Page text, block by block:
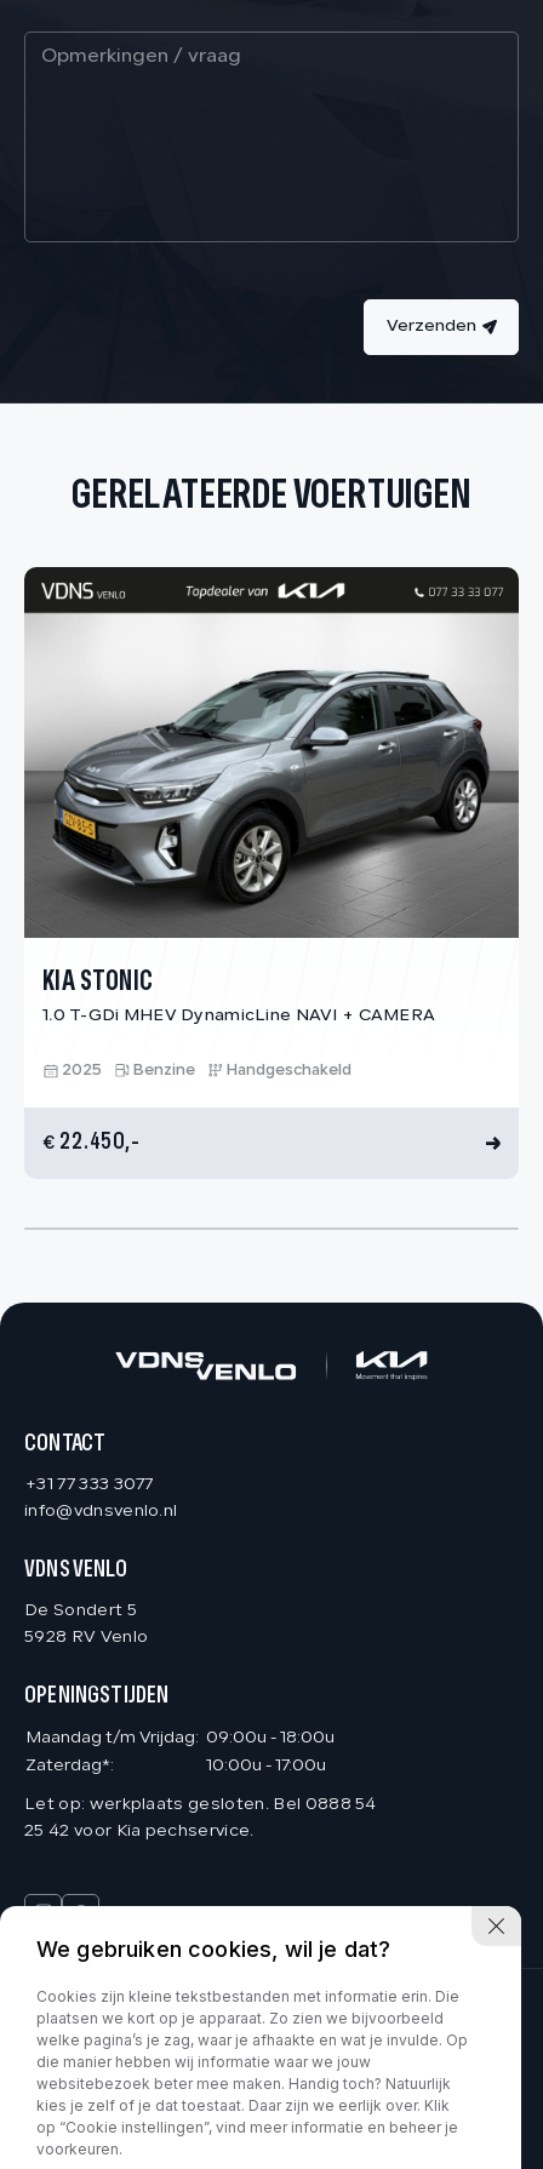
Verzenden
GERELATEERDE VOERTUIGEN
KIA STONIC
1.0 T-GDi MHEV DynamicLine NAVI + CAMERA
2025 Benzine Handgeschakeld
€ 22.450,-
CONTACT
+31 77 333 3077
info@vdnsvenlo.nl
VDNS VENLO
De Sondert 5
5928 RV Venlo
OPENINGSTIJDEN
Maandag t/m Vrijdag: 09:00u - 18:00u
Zaterdag*:
10:00u - 17:00u
Let op: werkplaats gesloten. Bel 0888 54
25 42 voor Kia pechservice.
Deinum Venlo is onderdeel van Kia VDNS
Car Movement is onderdeel van Kia VDNS
KVK : 60070897 Privacy policy
We gebruiken cookies, wil je dat?
Cookies zijn kleine tekstbestanden met informatie erin. Die
plaatsen we kort op je apparaat. Zo zien we bijvoorbeeld
welke pagina’s je zag, waar je afhaakte en wat je invulde. Op
die manier hebben wij informatie waar we jouw
websitebezoek beter mee maken. Handig toch? Natuurlijk
kies je zelf of je dat toestaat. Daar zijn we eerlijk over. Klik
op “Cookie instellingen”, vind meer informatie en beheer je
voorkeuren.